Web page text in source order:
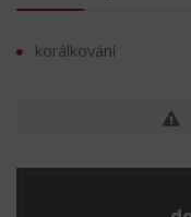
korálkování